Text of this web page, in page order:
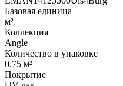
Базовая единица
м²
Коллекция
Angle
Количество в упаковке
0.75 м²
Покрытие